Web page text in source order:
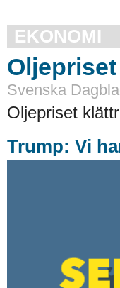
EKONOMI
Svenska
Oljepriset
Trump: Vi